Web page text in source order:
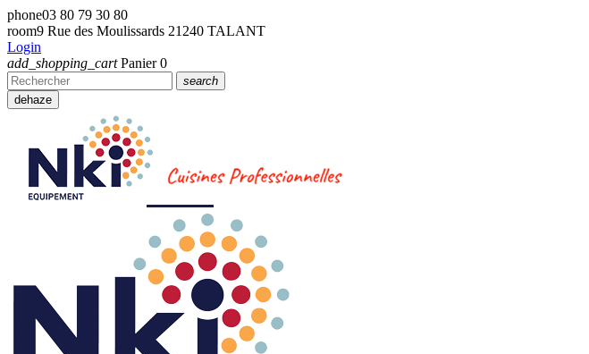
phone03 80 79 30 80
room9 Rue des Moulissards 21240 TALANT
Login
add_shopping_cart Panier 0
search
dehaze